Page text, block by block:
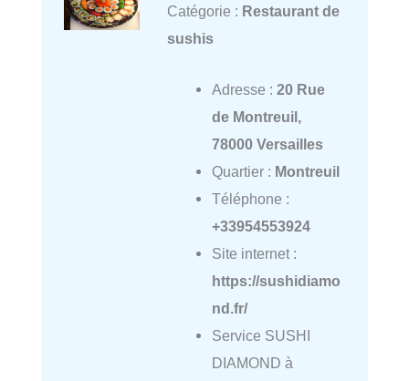
Catégorie : Restaurant de
sushis
Adresse : 20 Rue
de Montreuil,
78000 Versailles
Quartier : Montreuil
Téléphone :
+33954553924
Site internet :
https://sushidiamo
nd.fr/
Service SUSHI
DIAMOND à